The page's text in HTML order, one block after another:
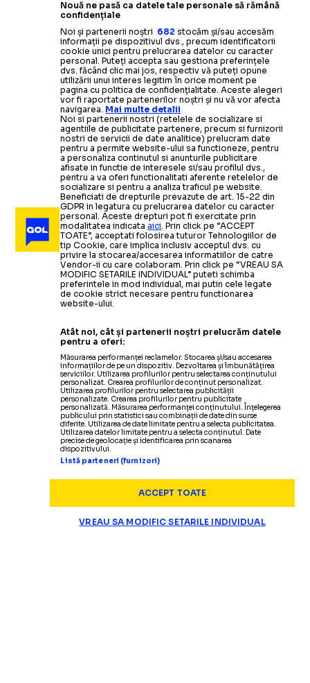
Nouă ne pasă ca datele tale personale să rămână
confidențiale
Noi și partenerii noștri 682 stocăm și/sau accesăm
informații pe dispozitivul dvs., precum identificatorii
cookie unici pentru prelucrarea datelor cu caracter
personal. Puteți accepta sau gestiona preferințele
dvs. făcând clic mai jos, respectiv vă puteți opune
utilizării unui interes legitim în orice moment pe
pagina cu politica de confidențialitate. Aceste alegeri
vor fi raportate partenerilor noștri și nu vă vor afecta
navigarea. Mai multe detalii
Noi si partenerii nostri (retelele de socializare si
agentiile de publicitate partenere, precum si furnizorii
nostri de servicii de date analitice) prelucram date
pentru a permite website-ului sa functioneze, pentru
a personaliza continutul si anunturile publicitare
afisate in functie de interesele si/sau profilul dvs.,
pentru a va oferi functionalitati aferente retelelor de
socializare si pentru a analiza traficul pe website.
Beneficiati de drepturile prevazute de art. 15-22 din
GDPR in legatura cu prelucrarea datelor cu caracter
personal. Aceste drepturi pot fi exercitate prin
modalitatea indicataaici. Prin click pe “ACCEPT
TOATE”, acceptati folosirea tuturor Tehnologiilor de
tip Cookie, care implica inclusiv acceptul dvs. cu
privire la stocarea/accesarea informatiilor de catre
Vendor-ii cu care colaboram. Prin click pe “VREAU SA
MODIFIC SETARILE INDIVIDUAL” puteti schimba
preferintele in mod individual, mai putin cele legate
de cookie strict necesare pentru functionarea
website-ului.
Atât noi, cât și partenerii noștri prelucrăm datele
pentru a oferi:
Măsurarea performanței reclamelor. Stocarea și/sau accesarea
informațiilor de pe un dispozitiv. Dezvoltarea și îmbunătățirea
serviciilor. Utilizarea profilurilor pentru selectarea conținutului
personalizat. Crearea profilurilor de conținut personalizat.
Utilizarea profilurilor pentru selectarea publicității
personalizate. Crearea profilurilor pentru publicitate
personalizată. Măsurarea performanței conținutului. Înțelegerea
publicului prin statistici sau combinații de date din surse
diferite. Utilizarea de date limitate pentru a selecta publicitatea.
Utilizarea datelor limitate pentru a selecta conținutul. Date
precise de geolocație și identificarea prin scanarea
dispozitivului.
Listă parteneri (furnizori)
ACCEPT TOATE
VREAU SA MODIFIC SETARILE INDIVIDUAL